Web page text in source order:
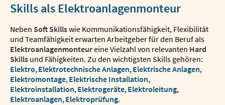
Skills als Elektroanlagenmonteur
Neben Soft Skillswie Kommunikationsfähigkeit, Flexibilität
und Teamfähigkeit erwarten Arbeitgeber für den Beruf als
Elektroanlagenmonteureine Vielzahl von relevanten Hard
Skills und Fähigkeiten. Zu den wichtigsten Skills gehören:
Elektro,Elektrotechnische Anlagen,Elektrische Anlagen,
Elektromontage,Elektrische Installation,
Elektroinstallation,Elektrogeräte,Elektroleitung,
Elektroanlagen,Elektroprüfung.